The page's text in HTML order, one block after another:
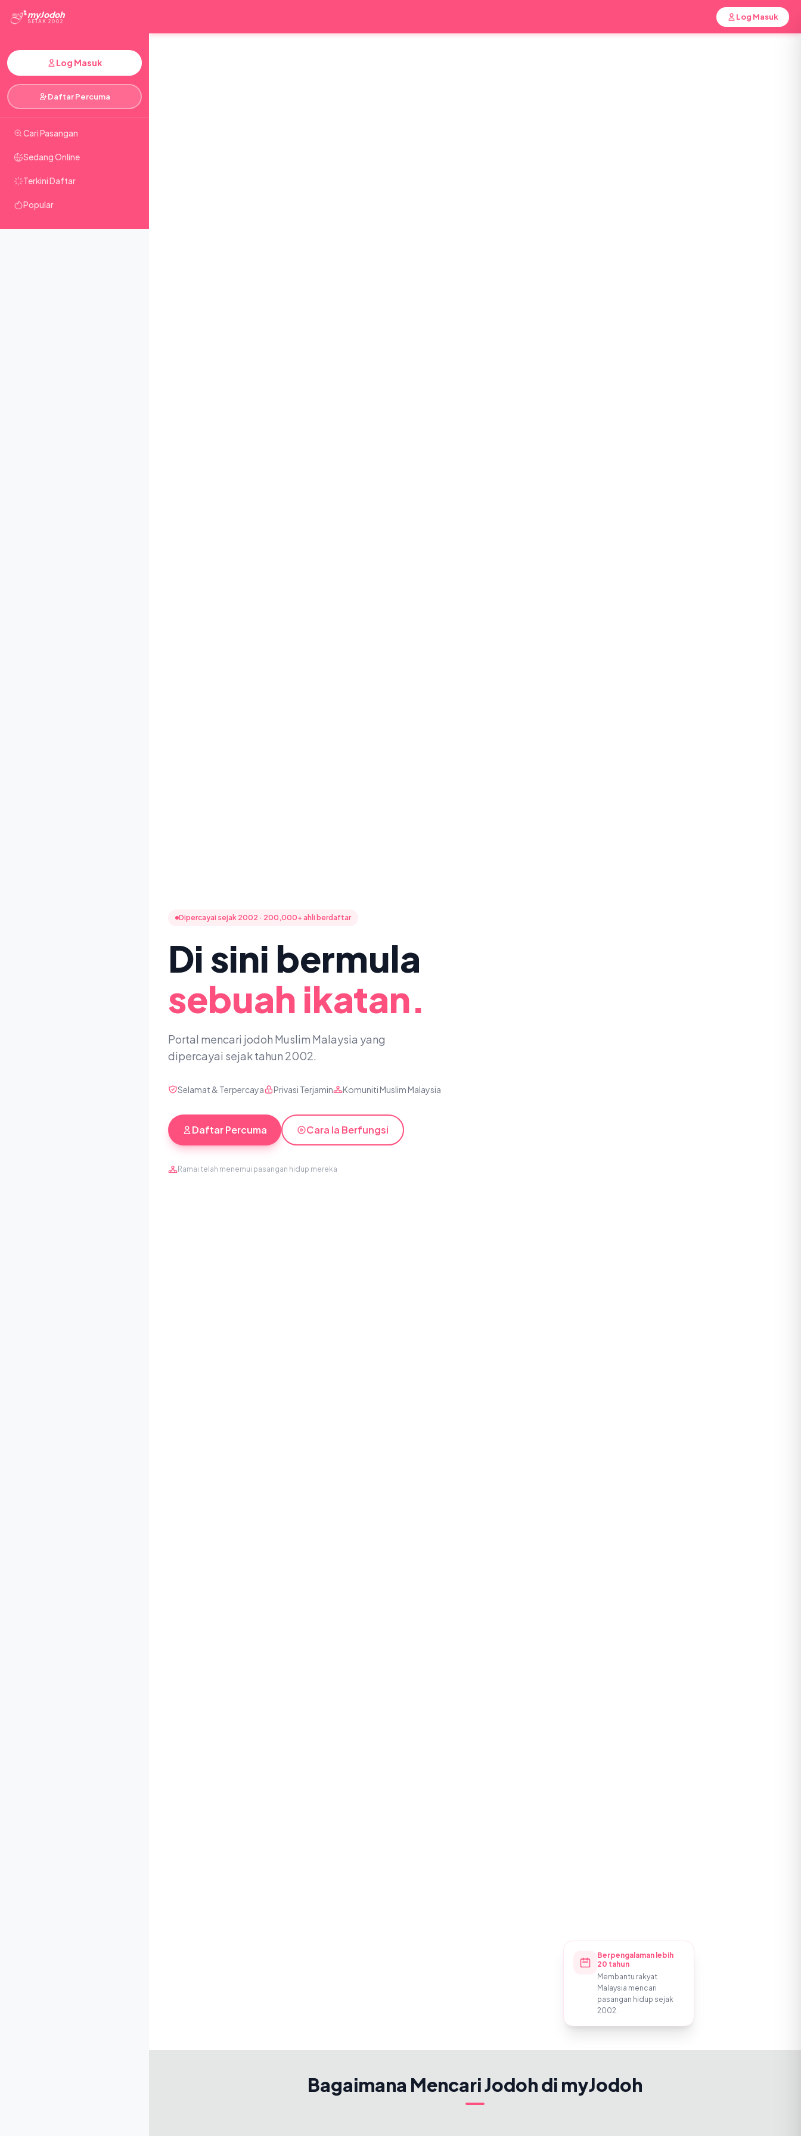
myJodoh
SEJAK 2002
Log Masuk
Daftar Percuma
Cari Pasangan
Sedang Online
Terkini Daftar
Popular
Log Masuk
Dipercayai sejak 2002 · 200,000+ ahli berdaftar
Di sini bermula
sebuah ikatan.
Portal mencari jodoh Muslim Malaysia yang
dipercayai sejak tahun 2002.
Selamat & Terpercaya Privasi Terjamin Komuniti Muslim Malaysia
Daftar Percuma Cara Ia Berfungsi
Ramai telah menemui pasangan hidup mereka
Berpengalaman lebih
20 tahun
Membantu rakyat
Malaysia mencari
pasangan hidup sejak
2002.
Bagaimana Mencari Jodoh di myJodoh